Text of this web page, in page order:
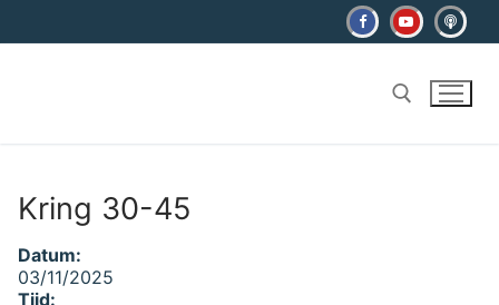
naar
Kring 30-45
Datum:
03/11/2025
Tijd: